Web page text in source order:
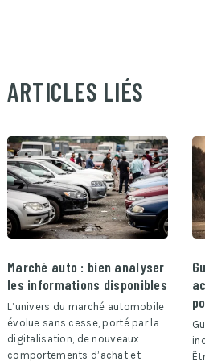
ARTICLES LIÉS
Marché auto : bien analyser
les informations disponibles
L’univers du marché automobile
évolue sans cesse, porté par la
digitalisation, de nouveaux
comportements d’achat et